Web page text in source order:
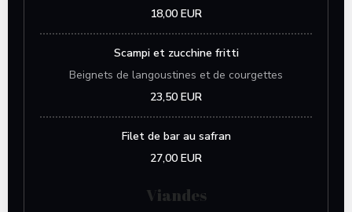
18,00 EUR
Scampi et zucchine fritti
Beignets de langoustines et de courgettes
23,50 EUR
Filet de bar au safran
27,00 EUR
Viandes